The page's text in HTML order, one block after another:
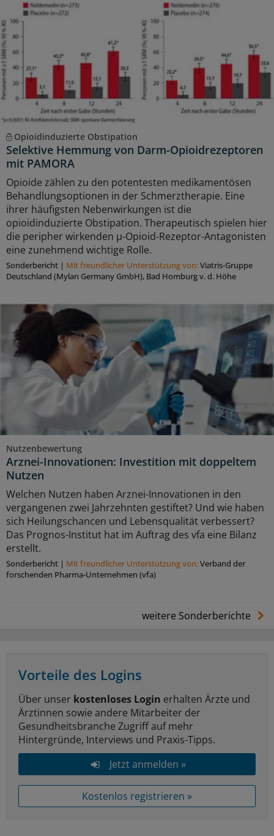
Opioidinduzierte Obstipation
Selektive Hemmung von Darm-Opioidrezeptoren
mit PAMORA
Opioide zählen zu den potentesten medikamentösen
Behandlungsoptionen in der Schmerztherapie. Eine
ihrer häuﬁgsten Nebenwirkungen ist die
opioidinduzierte Obstipation. Therapeutisch spielen hier
die peripher wirkenden μ-Opioid-Rezeptor-Antagonisten
eine zunehmend wichtige Rolle.
Sonderbericht | Mit freundlicher Unterstützung von:Viatris-Gruppe
Deutschland (Mylan Germany GmbH), Bad Homburg v. d. Höhe
Nutzenbewertung
Arznei-Innovationen: Investition mit doppeltem
Nutzen
Welchen Nutzen haben Arznei-Innovationen in den
vergangenen zwei Jahrzehnten gestiftet? Und wie haben
sich Heilungschancen und Lebensqualität verbessert?
Das Prognos-Institut hat im Auftrag des vfa eine Bilanz
erstellt.
Sonderbericht | Mit freundlicher Unterstützung von:Verband der
forschenden Pharma-Unternehmen (vfa)
weitere Sonderberichte
Vorteile des Logins
Über unser kostenloses Login erhalten Ärzte und
Ärztinnen sowie andere Mitarbeiter der
Gesundheitsbranche Zugriff auf mehr
Hintergründe, Interviews und Praxis-Tipps.
Jetzt anmelden »
Kostenlos registrieren »